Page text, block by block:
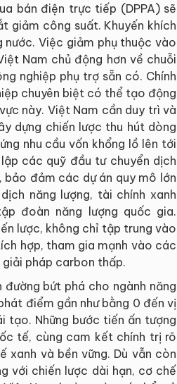
bán điện trực tiếp (DPPA) sẽ
giảm công suất. Khuyến khích
Việc giảm phụ thuộc vào
Nam chủ động hơn về chuỗi
nghiệp phụ trợ sẵn có. Chính
chuyên biệt có thể tạo động
này. Việt Nam cần duy trì và
dựng chiến lược thu hút dòng
nhu cầu vốn khổng lồ lên tới
các quỹ đầu tư chuyển dịch
bảo đảm các dự án quy mô lớn
năng lượng, tài chính xanh
đoàn năng lượng quốc gia.
lược, không chỉ tập trung vào
hợp, tham gia mạnh vào các
pháp carbon thấp.
bứt phá cho ngành năng
điểm gần như bằng 0 đến vị
tạo. Những bước tiến ấn tượng
tế, cùng cam kết chính trị rõ
xanh và bền vững. Dù vẫn còn
với chiến lược dài hạn, cơ chế